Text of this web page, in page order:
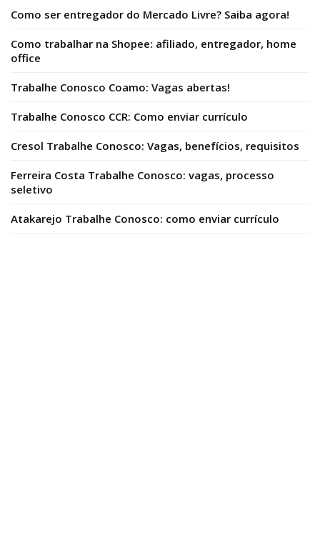
Como ser entregador do Mercado Livre? Saiba agora!
Como trabalhar na Shopee: afiliado, entregador, home
office
Trabalhe Conosco Coamo: Vagas abertas!
Trabalhe Conosco CCR: Como enviar currículo
Cresol Trabalhe Conosco: Vagas, benefícios, requisitos
Ferreira Costa Trabalhe Conosco: vagas, processo
seletivo
Atakarejo Trabalhe Conosco: como enviar currículo